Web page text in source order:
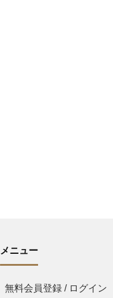
メニュー
無料会員登録 / ログイン